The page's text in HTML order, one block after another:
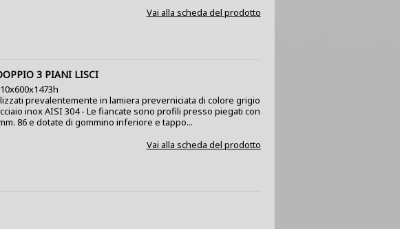
Vai alla scheda del prodotto
3 PIANI LISCI
prevalentemente in lamiera preverniciata di colore grigio
inox AISI 304 - Le fiancate sono profili presso piegati con
86 e dotate di gommino inferiore e tappo...
Vai alla scheda del prodotto